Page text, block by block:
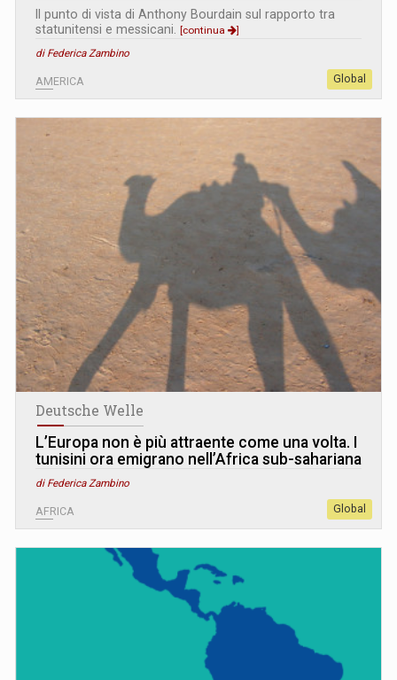
Il punto di vista di Anthony Bourdain sul rapporto tra
statunitensi e messicani. [continua
]
di Federica Zambino
AMERICA Global
Deutsche Welle
L’Europa non è più attraente come una volta. I
tunisini ora emigrano nell’Africa sub-sahariana
di Federica Zambino
AFRICA Global